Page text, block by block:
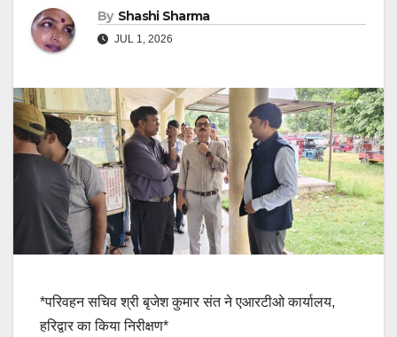
By Shashi Sharma
JUL 1, 2026
*परिवहन सचिव श्री बृजेश कुमार संत ने एआरटीओ कार्यालय,
हरिद्वार का किया निरीक्षण*